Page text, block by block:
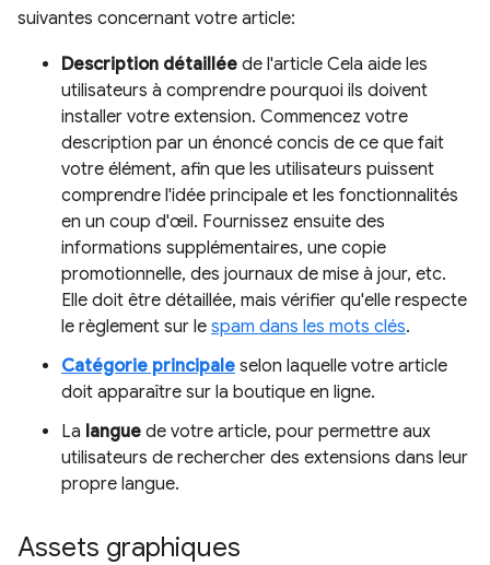
suivantes concernant votre article:
Description détaillée de l'article Cela aide les
utilisateurs à comprendre pourquoi ils doivent
installer votre extension. Commencez votre
description par un énoncé concis de ce que fait
votre élément, afin que les utilisateurs puissent
comprendre l'idée principale et les fonctionnalités
en un coup d'œil. Fournissez ensuite des
informations supplémentaires, une copie
promotionnelle, des journaux de mise à jour, etc.
Elle doit être détaillée, mais vérifier qu'elle respecte
le règlement sur le spam dans les mots clés.
Catégorie principale selon laquelle votre article
doit apparaître sur la boutique en ligne.
La langue de votre article, pour permettre aux
utilisateurs de rechercher des extensions dans leur
propre langue.
Assets graphiques